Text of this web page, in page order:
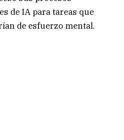
de IA para tareas que
de esfuerzo mental.